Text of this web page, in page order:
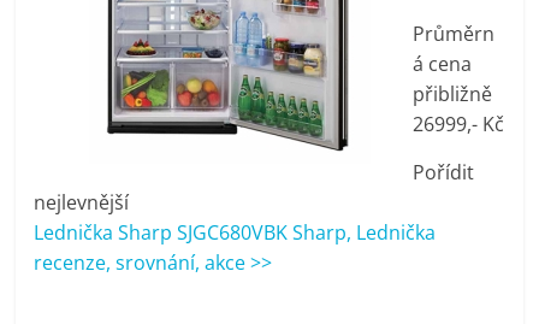
televize,
notebooky,
mobilní
Průměrn
á cena
přibližně
26999,- Kč
Pořídit
nejlevnější
Lednička Sharp SJGC680VBK Sharp, Lednička
recenze, srovnání, akce >>